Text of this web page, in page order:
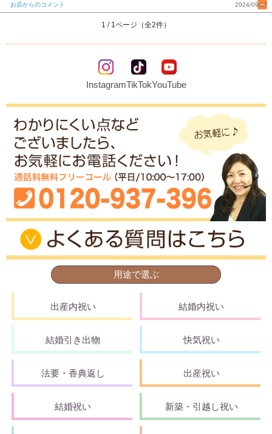
結婚祝い
プレゼント
長寿のお祝い
各種記念品
カタログ
その他
お店からのコメント 2024/09/17
1 / 1ページ（全2件）
InstagramTikTokYouTube
用途で選ぶ
出産内祝い 結婚内祝い
結婚引き出物 快気祝い
法要・香典返し 出産祝い
結婚祝い 新築・引越し祝い